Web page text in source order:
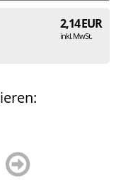
2,14 EUR
inkl. MwSt.
weiter
blättern